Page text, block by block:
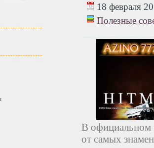
18 февраля
Полезные
В официальном
от самых